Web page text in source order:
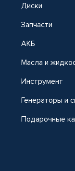
Диски
Запчасти
АКБ
Масла и
Инструмент
Генераторы и
Подарочные